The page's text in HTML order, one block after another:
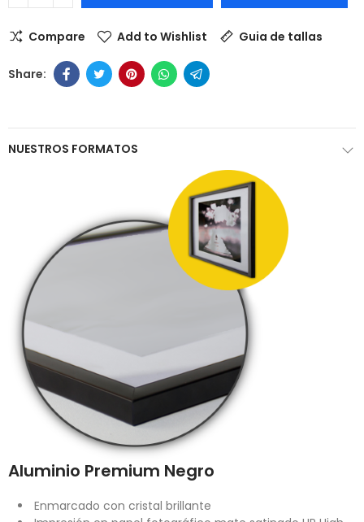
Compare Add to Wishlist Guia de tallas
NUESTROS FORMATOS
Aluminio Premium Negro
Enmarcado con cristal brillante